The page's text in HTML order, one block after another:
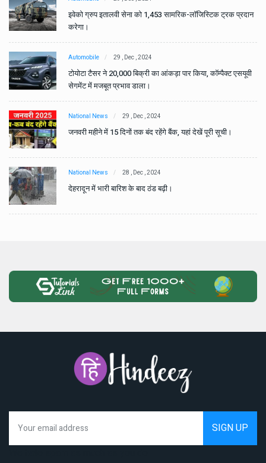
इवेको ग्रुप इतालवी सेना को 1,453 सामरिक-लॉजिस्टिक ट्रक प्रदान
करेगा।
Automobile 29 , Dec , 2024
टोयोटा टैसर ने 20,000 बिक्री का आंकड़ा पार किया, कॉम्पैक्ट एसयूवी
सेगमेंट में मजबूत प्रभाव डाला।
National News 29 , Dec , 2024
जनवरी महीने में 15 दिनों तक बंद रहेंगे बैंक, यहां देखें पूरी सूची।
National News 28 , Dec , 2024
देहरादून में भारी बारिश के बाद ठंड बढ़ी।